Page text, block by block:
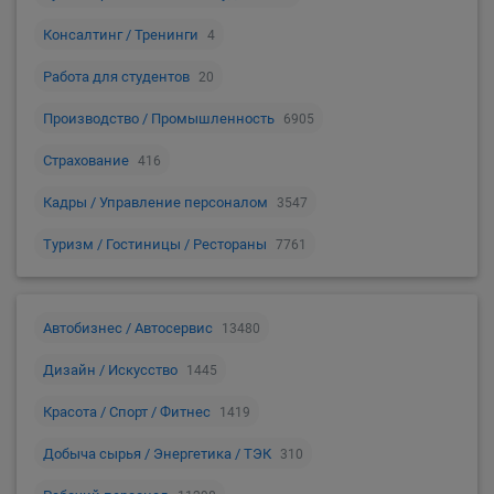
Консалтинг / Тренинги 4
Работа для студентов 20
Производство / Промышленность 6905
Страхование 416
Кадры / Управление персоналом 3547
Туризм / Гостиницы / Рестораны 7761
Автобизнес / Автосервис 13480
Дизайн / Искусство 1445
Красота / Спорт / Фитнес 1419
Добыча сырья / Энергетика / ТЭК 310